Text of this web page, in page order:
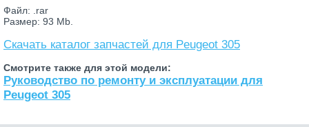
Файл: .rar
Размер: 93 Mb.
Скачать каталог запчастей для Peugeot 305
Смотрите также для этой модели:
Руководство по ремонту и эксплуатации для
Peugeot 305